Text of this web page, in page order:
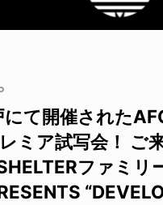
て開催された
ミア試写会！
ファミリ